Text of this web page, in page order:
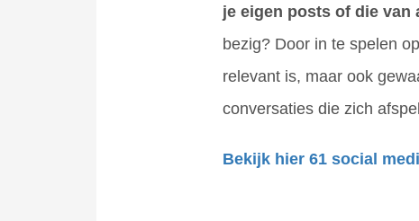
je eigen posts of die van
bezig? Door in te spelen
relevant is, maar ook
conversaties die zich
Bekijk hier 61 social